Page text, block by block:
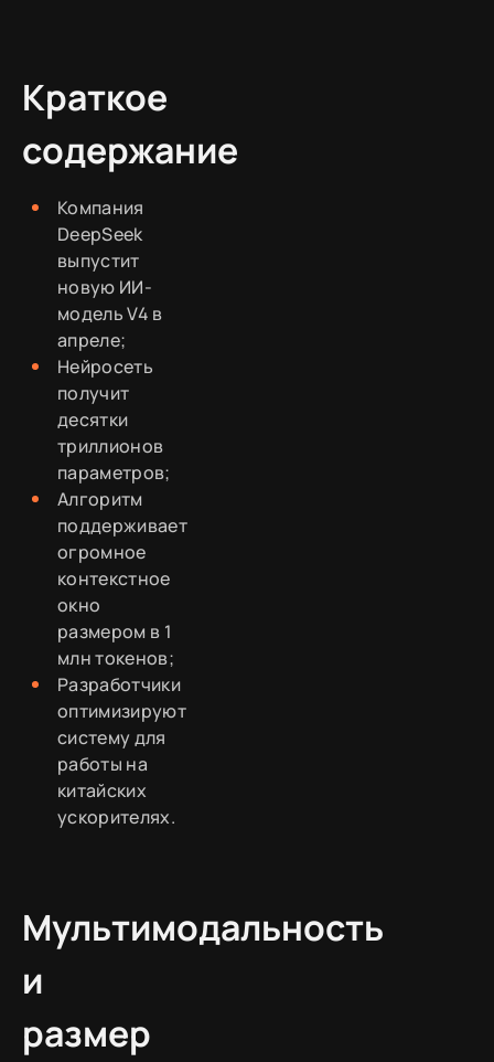
Краткое
содержание
Компания
DeepSeek
выпустит
новую ИИ-
модель V4 в
апреле;
Нейросеть
получит
десятки
триллионов
параметров;
Алгоритм
поддерживает
огромное
контекстное
окно
размером в 1
млн токенов;
Разработчики
оптимизируют
систему для
работы на
китайских
ускорителях.
Мультимодальность
и
размер